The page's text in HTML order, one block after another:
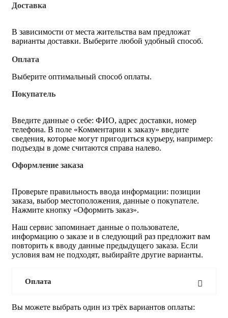
Доставка
В зависимости от места жительства вам предложат
варианты доставки. Выберите любой удобный способ.
Оплата
Выберите оптимальный способ оплаты.
Покупатель
Введите данные о себе: ФИО, адрес доставки, номер
телефона. В поле «Комментарии к заказу» введите
сведения, которые могут пригодиться курьеру, например:
подъезды в доме считаются справа налево.
Оформление заказа
Проверьте правильность ввода информации: позиции
заказа, выбор местоположения, данные о покупателе.
Нажмите кнопку «Оформить заказ».
Наш сервис запоминает данные о пользователе,
информацию о заказе и в следующий раз предложит вам
повторить к вводу данные предыдущего заказа. Если
условия вам не подходят, выбирайте другие варианты.
Оплата
Вы можете выбрать один из трёх вариантов оплаты: